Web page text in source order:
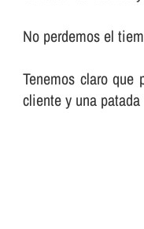
No perdemos el
Tenemos claro
cliente y una